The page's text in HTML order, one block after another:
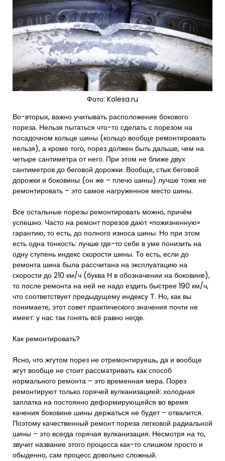
Фото: Kolesa.ru
Во-вторых, важно учитывать расположение бокового
пореза. Нельзя пытаться что-то сделать с порезом на
посадочном кольце шины (кольцо вообще ремонтировать
нельзя), а кроме того, порез должен быть дальше, чем на
четыре сантиметра от него. При этом не ближе двух
сантиметров до беговой дорожки. Вообще, стык беговой
дорожки и боковины (он же – плечо шины) лучше тоже не
ремонтировать – это самое нагруженное место шины.
Все остальные порезы ремонтировать можно, причём
успешно. Часто на ремонт порезов дают «пожизненную»
гарантию, то есть, до полного износа шины. Но при этом
есть одна тонкость: лучше где-то себе в уме понизить на
одну ступень индекс скорости шины. То есть, если до
ремонта шина была рассчитана на эксплуатацию на
скорости до 210 км/ч (буква Н в обозначении на боковине),
то после ремонта на ней не надо ездить быстрее 190 км/ч,
что соответствует предыдущему индексу Т. Но, как вы
понимаете, этот совет практического значения почти не
имеет: у нас так гонять всё равно негде.
Как ремонтировать?
Ясно, что жгутом порез не отремонтируешь, да и вообще
жгут вообще не стоит рассматривать как способ
нормального ремонта – это временная мера. Порез
ремонтируют только горячей вулканизацией: холодная
заплатка на постоянно деформирующейся во время
качения боковине шины держаться не будет – отвалится.
Поэтому качественный ремонт пореза легковой радиальной
шины – это всегда горячая вулканизация. Несмотря на то,
звучит название этого процесса как-то слишком просто и
обыденно, сам процесс довольно сложный.